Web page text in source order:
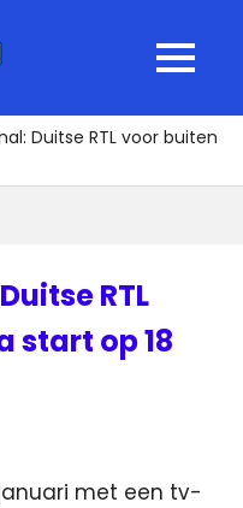
MENU
Duitse RTL voor buiten
RTL
start op 18
januari met een tv-